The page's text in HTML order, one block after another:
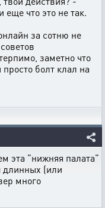
что это не так.
за сотню не
заметно что
болт клал на
эта "нижняя палата"
длинных (или
много